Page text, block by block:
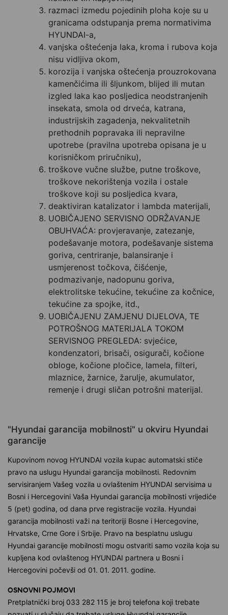
razmaci izmedu pojedinih ploha koje su u
granicama odstupanja prema normativima
HYUNDAI-a,
vanjska oštećenja laka, kroma i rubova koja
nisu vidljiva okom,
korozija i vanjska oštećenja prouzrokovana
kamenčićima ili šljunkom, blijed ili mutan
izgled laka kao posljedica neodstranjenih
insekata, smola od drveća, katrana,
industrijskih zagadenja, nekvalitetnih
prethodnih popravaka ili nepravilne
upotrebe (pravilna upotreba opisana je u
korisničkom priručniku),
troškove vučne službe, putne troškove,
troškove nekorištenja vozila i ostale
troškove koji su posljedica kvara,
deaktiviran katalizator i lambda materijali,
UOBIČAJENO SERVISNO ODRŽAVANJE
OBUHVAĆA: provjeravanje, zatezanje,
podešavanje motora, podešavanje sistema
goriva, centriranje, balansiranje i
usmjerenost točkova, čišćenje,
podmazivanje, nadopunu goriva,
elektrolitske tekućine, tekućine za kočnice,
tekućine za spojke, itd.,
UOBIČAJENU ZAMJENU DIJELOVA, TE
POTROŠNOG MATERIJALA TOKOM
SERVISNOG PREGLEDA: svjećice,
kondenzatori, brisači, osigurači, kočione
obloge, kočione pločice, lamela, filteri,
mlaznice, žarnice, žarulje, akumulator,
remenje i drugi sličan potrošni materijal.
"Hyundai garancija mobilnosti" u okviru Hyundai
garancije
Kupovinom novog HYUNDAI vozila kupac automatski stiče
pravo na uslugu Hyundai garancija mobilnosti. Redovnim
servisiranjem Vašeg vozila u ovlaštenim HYUNDAI servisima u
Bosni i Hercegovini Vaša Hyundai garancija mobilnosti vrijediće
5 (pet) godina, od dana prve registracije vozila. Hyundai
garancija mobilnosti važi na teritoriji Bosne i Hercegovine,
Hrvatske, Crne Gore i Srbije. Pravo na besplatnu uslugu
Hyundai garancije mobilnosti mogu ostvariti samo vozila koja su
kupljena kod ovlaštenog HYUNDAI partnera u Bosni i
Hercegovini počevši od 01. 01. 2011. godine.
OSNOVNI POJMOVI
Pretplatnički broj 033 282 115 je broj telefona koji trebate